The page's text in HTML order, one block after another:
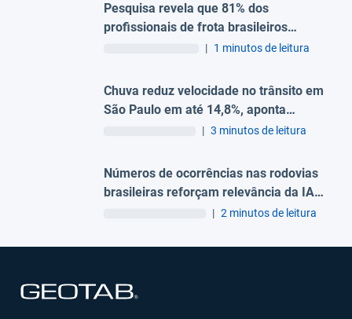
Pesquisa revela que 81% dos
profissionais de frota brasileiros
associam condutores distraídos como
| 1 minutos de leitura
Chuva reduz velocidade no trânsito em
São Paulo em até 14,8%, aponta
estudo da Geotab| 3 minutos de leitura
Números de ocorrências nas rodovias
brasileiras reforçam relevância da IA
para a segurança viária
| 2 minutos de leitura